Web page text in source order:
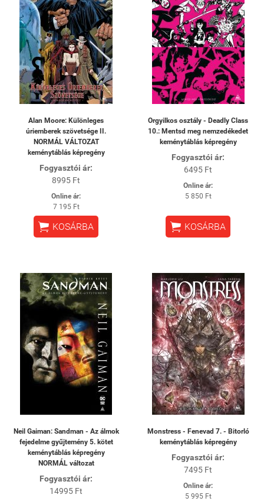
Alan Moore: Különleges
úriemberek szövetsége II.
NORMÁL VÁLTOZAT
keménytáblás képregény
Fogyasztói ár:
8995 Ft
Online ár:
7 195 Ft
 KOSÁRBA
Orgyilkos osztály - Deadly Class
10.: Mentsd meg nemzedékedet
keménytáblás képregény
Fogyasztói ár:
6495 Ft
Online ár:
5 850 Ft
 KOSÁRBA
Neil Gaiman: Sandman - Az álmok
fejedelme gyűjtemény 5. kötet
keménytáblás képregény
NORMÁL változat
Fogyasztói ár:
14995 Ft
Monstress - Fenevad 7. - Bitorló
keménytáblás képregény
Fogyasztói ár:
7495 Ft
Online ár:
5 995 Ft